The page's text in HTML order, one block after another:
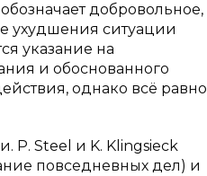
добровольное,
ухудшения ситуации
указание на
и обоснованного
однако всё равно
P. Steel и K. Klingsieck
повседневных дел) и